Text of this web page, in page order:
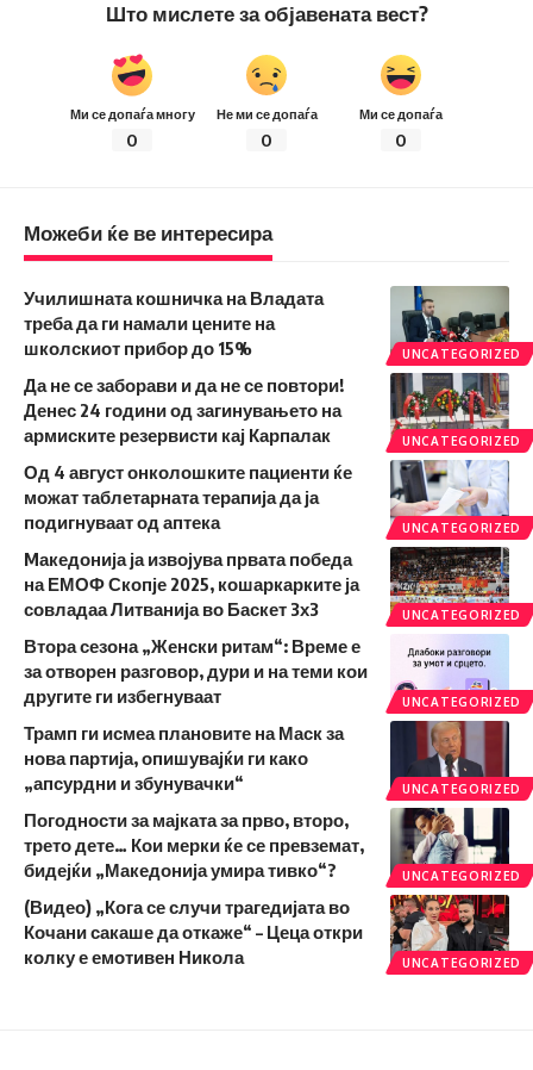
Што мислете за објавената вест?
Ми се допаѓа многу
0
Не ми се допаѓа
0
Ми се допаѓа
0
Можеби ќе ве интересира
UNCATEGORIZED
Училишната кошничка на Владата
треба да ги намали цените на
школскиот прибор до 15%
UNCATEGORIZED
Да не се заборави и да не се повтори!
Денес 24 години од загинувањето на
армиските резервисти кај Карпалак
UNCATEGORIZED
Од 4 август онколошките пациенти ќе
можат таблетарната терапија да ја
подигнуваат од аптека
UNCATEGORIZED
Mакедонија ја извојува првата победа
на ЕМОФ Скопје 2025, кошаркарките ја
совладаа Литванија во Баскет 3х3
UNCATEGORIZED
Втора сезона „Женски ритам“: Време е
за отворен разговор, дури и на теми кои
другите ги избегнуваат
UNCATEGORIZED
Трамп ги исмеа плановите на Маск за
нова партија, опишувајќи ги како
„апсурдни и збунувачки“
UNCATEGORIZED
Погодности за мајката за прво, второ,
трето дете… Кои мерки ќе се превземат,
бидејќи „Македонија умира тивко“?
UNCATEGORIZED
(Видео) „Кога се случи трагедијата во
Кочани сакаше да откаже“ – Цеца откри
колку е емотивен Никола